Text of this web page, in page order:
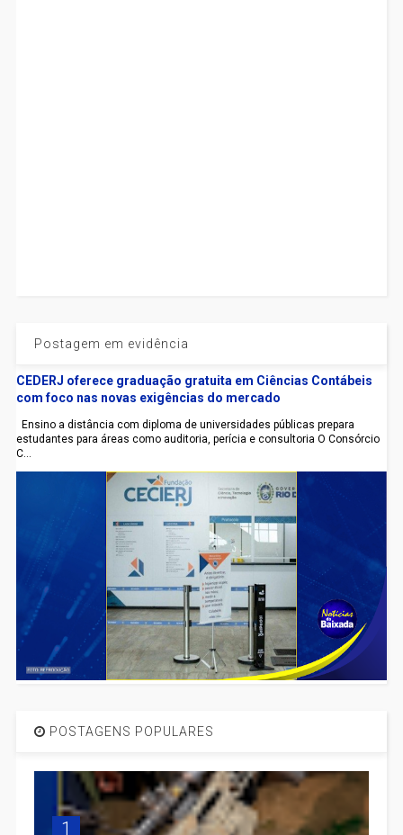
Postagem em evidência
CEDERJ oferece graduação gratuita em Ciências Contábeis
com foco nas novas exigências do mercado
Ensino a distância com diploma de universidades públicas prepara
estudantes para áreas como auditoria, perícia e consultoria O Consórcio
C...
POSTAGENS POPULARES
1